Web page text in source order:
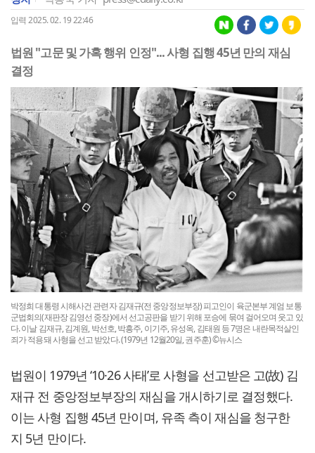
입력 2025. 02. 19 22:46
법원 "고문 및 가혹 행위 인정"... 사형 집행 45년 만의 재심
결정
박정희 대통령 시해사건 관련자 김재규(전 중앙정보부장) 피고인이 육군본부 계엄 보통
군법회의(재판장 김영선 중장)에서 선고공판을 받기 위해 포승에 묶여 걸어오며 웃고 있
다. 이날 김재규, 김계원, 박선호, 박흥주, 이기주, 유성옥, 김태원 등 7명은 내란목적살인
죄가 적용돼 사형을 선고 받았다. (1979년 12월20일, 권주훈) ©뉴시스
법원이 1979년 ‘10·26 사태’로 사형을 선고받은 고(故) 김
재규 전 중앙정보부장의 재심을 개시하기로 결정했다.
이는 사형 집행 45년 만이며, 유족 측이 재심을 청구한
지 5년 만이다.